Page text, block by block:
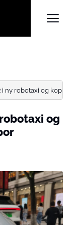
i ny robotaxi og
og